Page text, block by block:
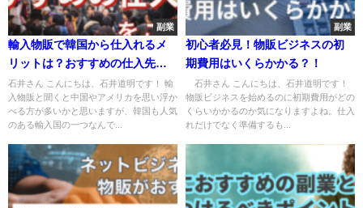
副業
輸入物販で韓国から仕入れるメ
リットは？おすすめの仕入先を
ご紹介！
石井さん こんにちは、石井道明です！ 輸
入物販と聞くと中国やアメリカを思い浮か
べる方が多いかと思いますが、韓国も人気
のある輸入国の一つなんで...
副業
初心者必見！物販ビジネスの初
期費用はいくらかかる？！
石井さん こんにちは、石井道明です！
物販ビジネスを始めるのに初期費用がどの
くらいかかるのか気になりますよね。仕入
れだけでなく準備するも...